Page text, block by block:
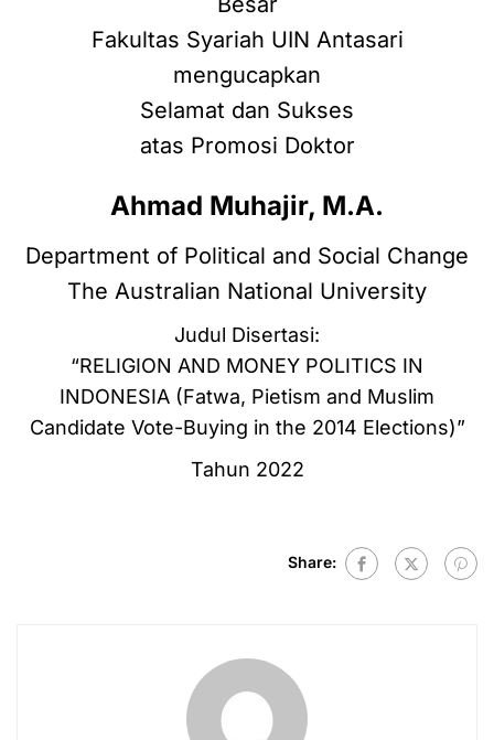
Fakultas Syariah UIN Antasari
mengucapkan
Selamat dan Sukses
atas Promosi Doktor
Ahmad Muhajir, M.A.
Department of Political and Social Change
The Australian National University
Judul Disertasi:
“RELIGION AND MONEY POLITICS IN
INDONESIA (Fatwa, Pietism and Muslim
Candidate Vote-Buying in the 2014 Elections)”
Tahun 2022
Share: